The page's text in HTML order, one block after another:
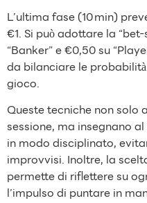
L’ultima fase (10 min)
€1. Si può adottare la
“Banker” e €0,50 su
da bilanciare le
gioco.
Queste tecniche non solo
sessione, ma insegnano
in modo disciplinato,
improvvisi. Inoltre, la
permette di riflettere su
l’impulso di puntare in